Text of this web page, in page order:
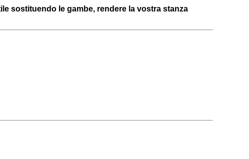
sostituendo le gambe, rendere la vostra stanza